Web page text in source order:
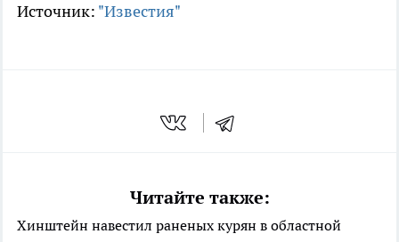
Источник: "Известия"
Читайте также:
Хинштейн навестил раненых курян в областной